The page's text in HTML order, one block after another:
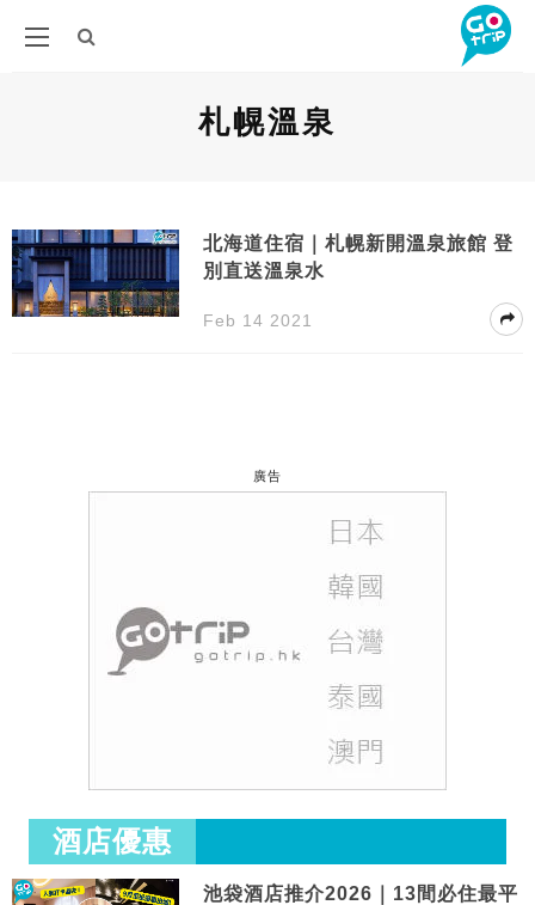
札幌溫泉
北海道住宿｜札幌新開溫泉旅館 登
別直送溫泉水
Feb 14 2021
廣告
酒店優惠
池袋酒店推介2026｜13間必住最平